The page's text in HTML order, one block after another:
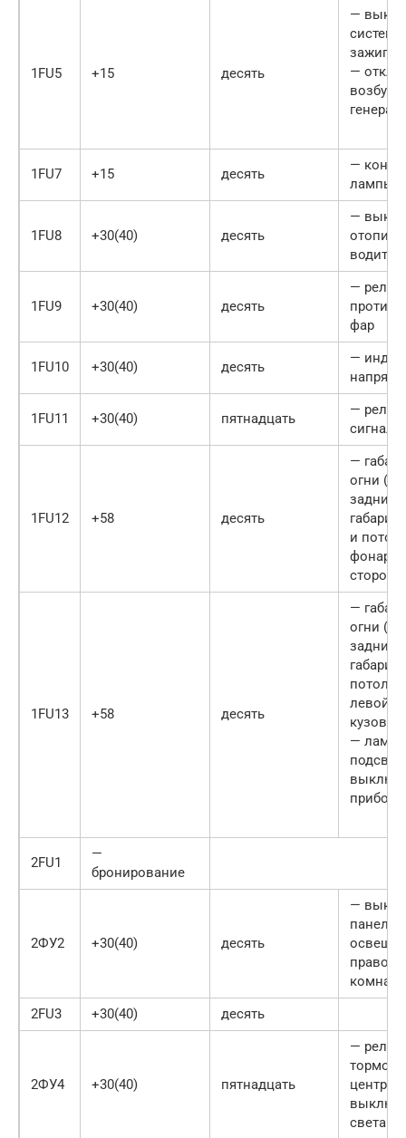
1FU5 +15 десять
—
системы
—
1FU7 +15 десять
—
лампы;
1FU8 +30(40) десять
—
1FU9 +30(40) десять
— реле
фар
1FU10 +30(40) десять
—
1FU11 +30(40) пятнадцать
— реле
сигнала
1FU12 +58 десять
—
огни
задние,
и
фонари)
1FU13 +58 десять
—
огни
задние,
левой
кузова;
—
2FU1
—
бронирование
2ФУ2 +30(40) десять
—
панели
правой
2FU3
+30(40) десять
2ФУ4 +30(40) пятнадцать
— реле
света